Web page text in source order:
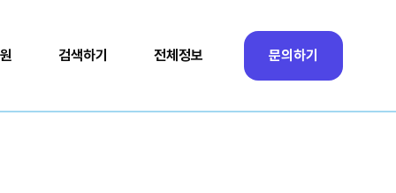
검색하기 전체정보 문의하기